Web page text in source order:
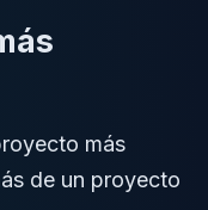
más
de un proyecto